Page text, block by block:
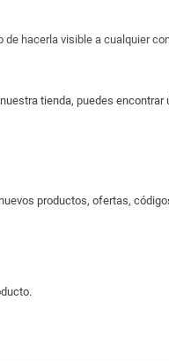
hacerla visible a cualquier
tienda, puedes
productos, ofertas,